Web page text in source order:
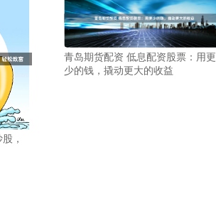
，
青岛期货配资 低息配资股票：用更
少的钱，撬动更大的收益